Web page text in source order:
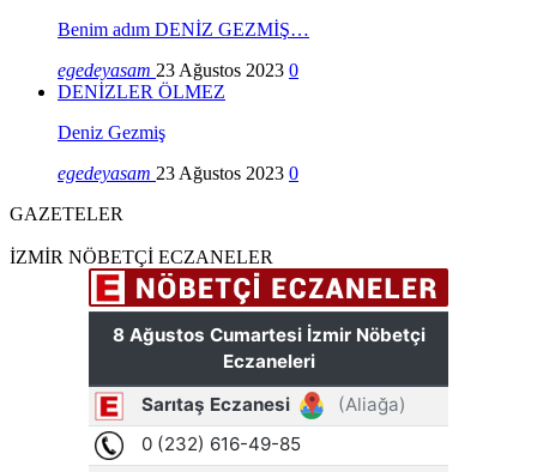
Benim adım DENİZ GEZMİŞ…
egedeyasam 23 Ağustos 2023 0
DENİZLER ÖLMEZ
Deniz Gezmiş
egedeyasam 23 Ağustos 2023 0
GAZETELER
İZMİR NÖBETÇİ ECZANELER